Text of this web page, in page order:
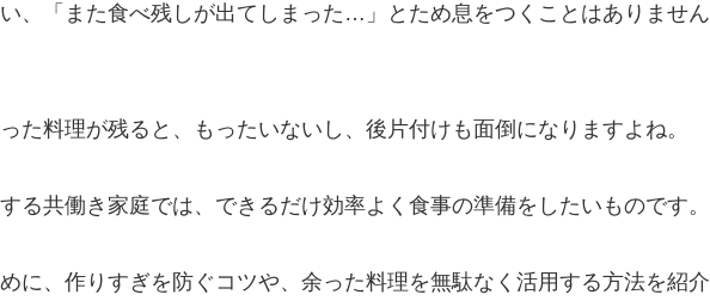
、「また食べ残しが出てしまった…」とため息をつくことはありません
た料理が残ると、もったいないし、後片付けも面倒になりますよね。
る共働き家庭では、できるだけ効率よく食事の準備をしたいものです。
に、作りすぎを防ぐコツや、余った料理を無駄なく活用する方法を紹介